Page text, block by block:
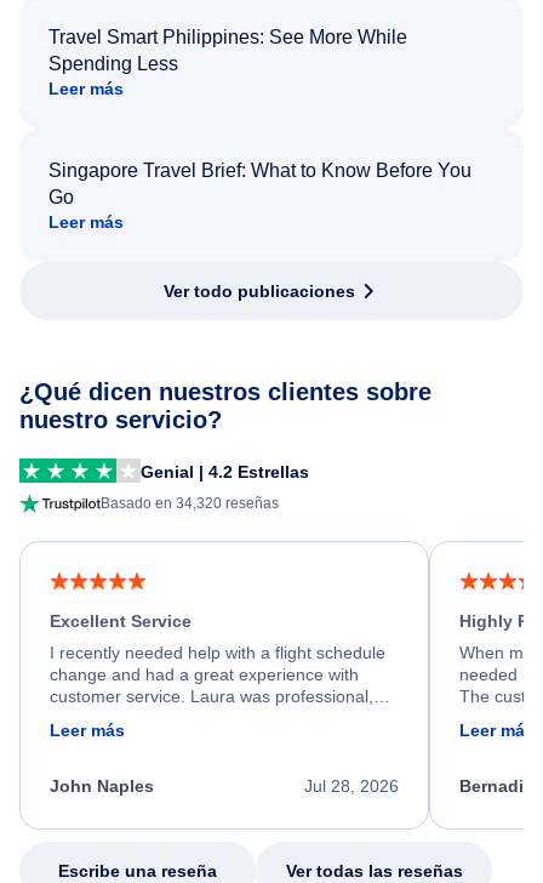
Travel Smart Philippines: See More While
Spending Less
Leer más
Singapore Travel Brief: What to Know Before You
Go
Leer más
Ver todo publicaciones
¿Qué dicen nuestros clientes sobre
nuestro servicio?
Genial | 4.2 Estrellas
Basado en 34,320 reseñas
Excellent Service
I recently needed help with a flight schedule
change and had a great experience with
customer service. Laura was professional,
friendly, and very helpful throughout the
process. She quickly found a solution and
appreciate her excellent service.
Leer más
Jul 28, 2026
John Naples
Highly
When my
needed
The
calm,
my issue.
Leer más
Escribe una reseña Ver todas las reseñas